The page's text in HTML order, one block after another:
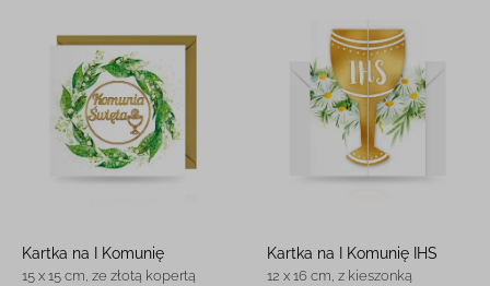
Kartka na I Komunię
15 x 15 cm, ze złotą kopertą
Kartka na I Komunię IHS
12 x 16 cm, z kieszonką